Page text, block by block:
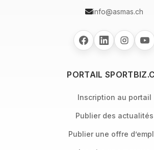
info@asmas.ch
PORTAIL
Inscription au portail
Publier des actualités
Publier une offre